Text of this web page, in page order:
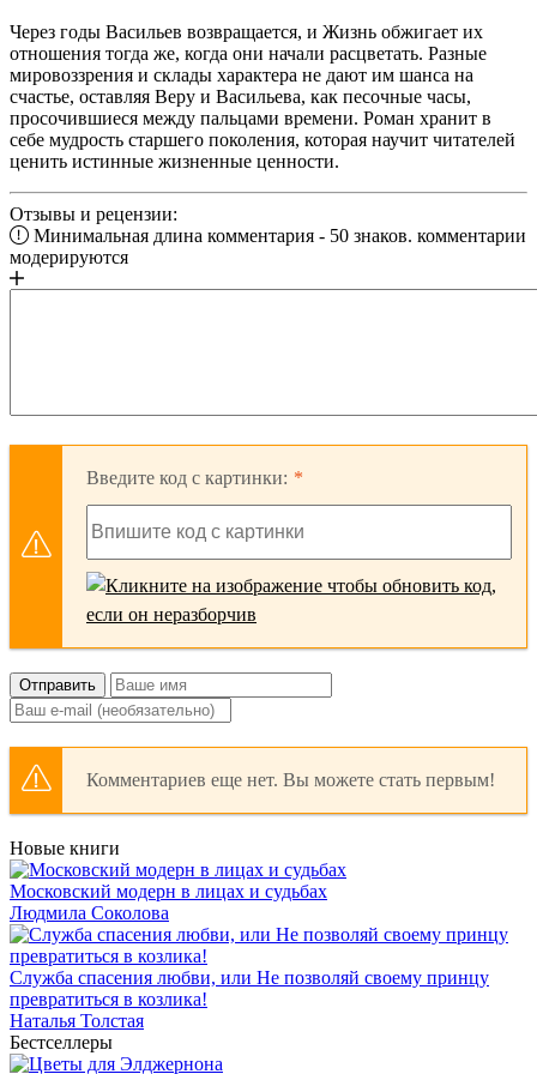
Через годы Васильев возвращается, и Жизнь обжигает их
отношения тогда же, когда они начали расцветать. Разные
мировоззрения и склады характера не дают им шанса на
счастье, оставляя Веру и Васильева, как песочные часы,
просочившиеся между пальцами времени. Роман хранит в
себе мудрость старшего поколения, которая научит читателей
ценить истинные жизненные ценности.
Отзывы и рецензии:
Минимальная длина комментария - 50 знаков. комментарии
модерируются
Введите код с картинки:
Отправить
Комментариев еще нет. Вы можете стать первым!
Новые книги
Московский модерн в лицах и судьбах
Людмила Соколова
Служба спасения любви, или Не позволяй своему принцу
превратиться в козлика!
Наталья Толстая
Бестселлеры